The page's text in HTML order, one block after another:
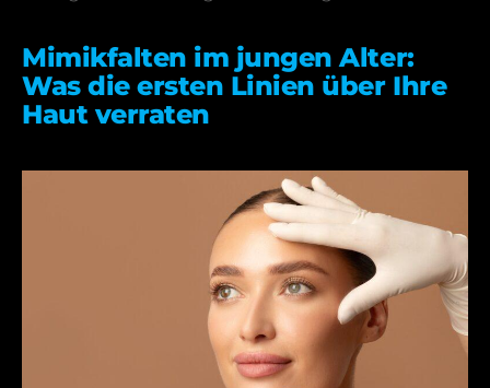
Mimikfalten im jungen Alter:
Was die ersten Linien über Ihre
Haut verraten